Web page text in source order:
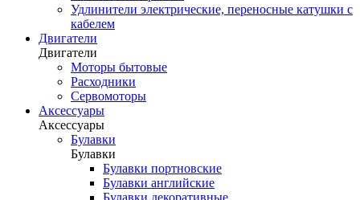
Удлинители электрические, переносные катушки с
кабелем
Двигатели
Двигатели
Моторы бытовые
Расходники
Сервомоторы
Аксессуары
Аксессуары
Булавки
Булавки
Булавки портновские
Булавки английские
Булавки декоративные